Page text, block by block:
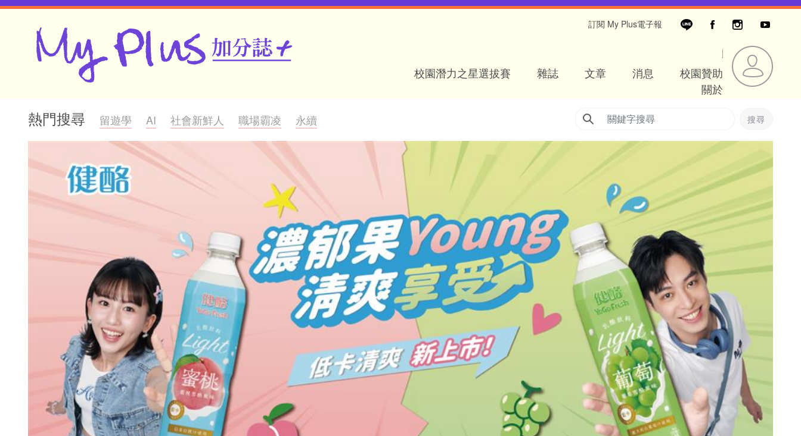
訂閱 My Plus電子報
校園潛力之星選拔賽 雜誌 文章 消息
校園贊助
關於
熱門搜尋 留遊學 AI 社會新鮮人 職場霸凌 永續 Search
搜尋